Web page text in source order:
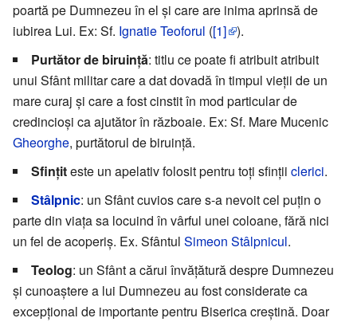
poartă pe Dumnezeu în el și care are inima aprinsă de
iubirea Lui. Ex: Sf. Ignatie Teoforul ([1] ).
Purtător de biruință: titlu ce poate fi atribuit atribuit
unui Sfânt militar care a dat dovadă în timpul vieții de un
mare curaj și care a fost cinstit în mod particular de
credincioși ca ajutător în războaie. Ex: Sf. Mare Mucenic
Gheorghe, purtătorul de biruinţă.
Sfințiteste un apelativ folosit pentru toți sfinții clerici.
Stâlpnic: un Sfânt cuvios care s-a nevoit cel puțin o
parte din viața sa locuind în vârful unei coloane, fără nici
un fel de acoperiș. Ex. Sfântul Simeon Stâlpnicul.
Teolog: un Sfânt a cărui învățătură despre Dumnezeu
și cunoaștere a lui Dumnezeu au fost considerate ca
excepțional de importante pentru Biserica creștină. Doar